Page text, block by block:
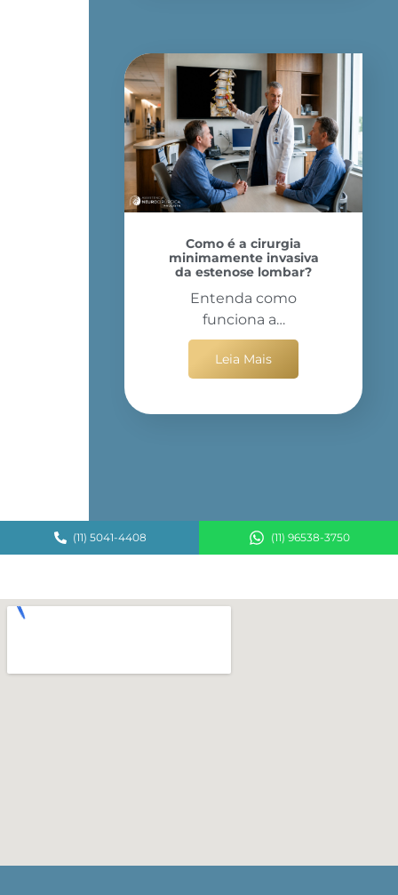
Como é a cirurgia
minimamente invasiva
da estenose lombar?
Entenda como
funciona a…
Leia Mais
(11) 5041-4408 (11) 96538-3750